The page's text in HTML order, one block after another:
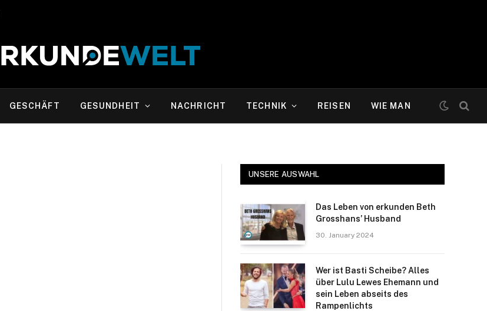
GESCHÄFT GESUNDHEIT NACHRICHT TECHNIK REISEN WIE MAN
UNSERE AUSWAHL
Das Leben von erkunden Beth
Grosshans’ Husband
30. January 2024
Wer ist Basti Scheibe? Alles
über Lulu Lewes Ehemann und
sein Leben abseits des
Rampenlichts